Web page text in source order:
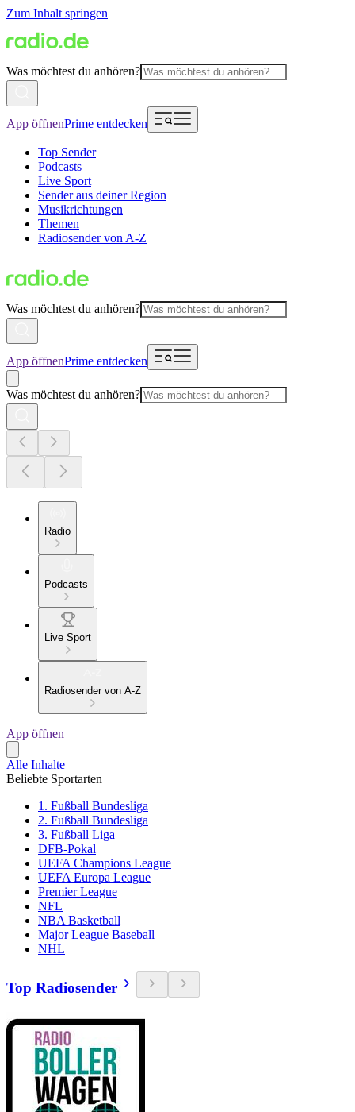
Zum Inhalt springen
Was möchtest du anhören?
App öffnenPrime entdecken
Top Sender
Podcasts
Live Sport
Sender aus deiner Region
Musikrichtungen
Themen
Radiosender von A-Z
Was möchtest du anhören?
App öffnenPrime entdecken
Was möchtest du anhören?
Radio
Podcasts
Live Sport
Radiosender von A-Z
App öffnen
Alle Inhalte
Beliebte Sportarten
1. Fußball Bundesliga
2. Fußball Bundesliga
3. Fußball Liga
DFB-Pokal
UEFA Champions League
UEFA Europa League
Premier League
NFL
NBA Basketball
Major League Baseball
NHL
Top Radiosender